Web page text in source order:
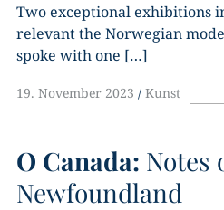
Two exceptional exhibitions
relevant the Norwegian
spoke with one […]
19. November 2023 Kunst
O Canada: Notes
Newfoundland